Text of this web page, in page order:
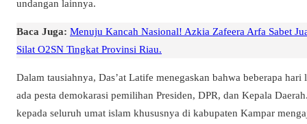
undangan lainnya.
Baca Juga: Menuju Kancah Nasional! Azkia Zafeera Arfa Sabet
Silat O2SN Tingkat Provinsi Riau.
Dalam tausiahnya, Das’at Latife menegaskan bahwa beberapa hari
ada pesta demokarasi pemilihan Presiden, DPR, dan Kepala
kepada seluruh umat islam khususnya di kabupaten Kampar